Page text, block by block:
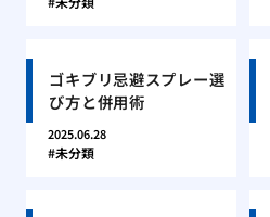
ゴキブリ忌避スプレー選
び方と併用術
2025.06.28
未分類